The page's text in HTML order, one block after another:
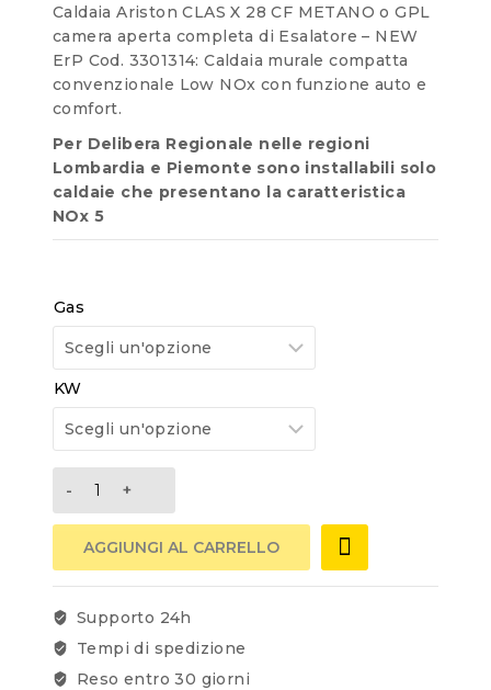
Caldaia Ariston CLAS X 28 CF METANO o GPL
camera aperta completa di Esalatore – NEW
ErP Cod. 3301314: Caldaia murale compatta
convenzionale Low NOx con funzione auto e
comfort.
Per Delibera Regionale nelle regioni
Lombardia e Piemonte sono installabili solo
caldaie che presentano la caratteristica
NOx 5
Gas
KW
AGGIUNGI AL CARRELLO
Supporto 24h
Tempi di spedizione
Reso entro 30 giorni